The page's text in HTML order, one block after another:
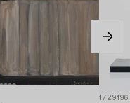
1729196